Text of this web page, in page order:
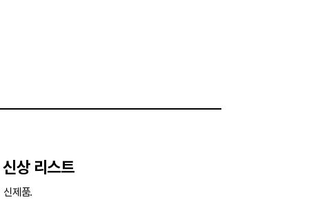
신상 리스트
신제품.